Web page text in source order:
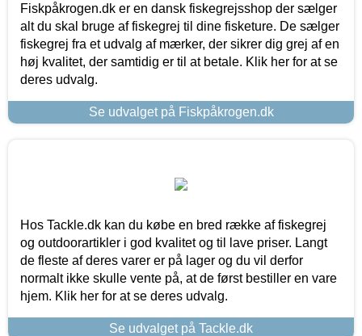
Fiskpåkrogen.dk er en dansk fiskegrejsshop der sælger
alt du skal bruge af fiskegrej til dine fisketure. De sælger
fiskegrej fra et udvalg af mærker, der sikrer dig grej af en
høj kvalitet, der samtidig er til at betale. Klik her for at se
deres udvalg.
Se udvalget på Fiskpåkrogen.dk
Hos Tackle.dk kan du købe en bred række af fiskegrej
og outdoorartikler i god kvalitet og til lave priser. Langt
de fleste af deres varer er på lager og du vil derfor
normalt ikke skulle vente på, at de først bestiller en vare
hjem. Klik her for at se deres udvalg.
Se udvalget på Tackle.dk